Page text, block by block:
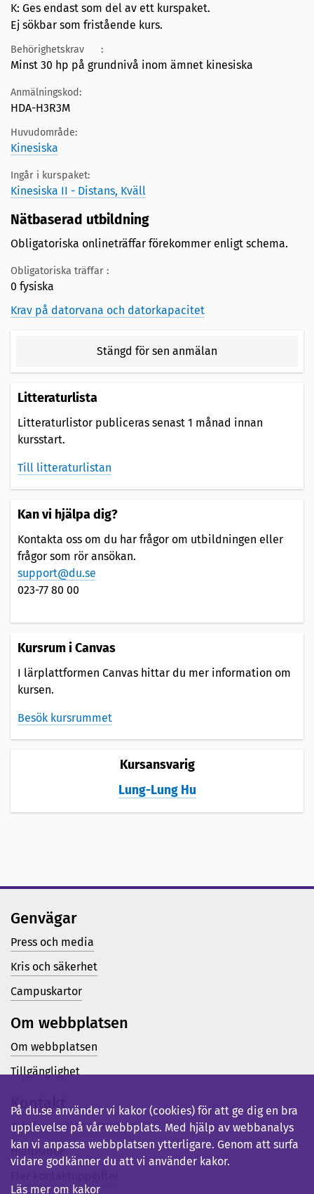
K: Ges endast som del av ett kurspaket.
Ej sökbar som fristående kurs.
Behörighetskrav :
Minst 30 hp på grundnivå inom ämnet kinesiska
Anmälningskod:
HDA-H3R3M
Huvudområde:
Kinesiska
Ingår i kurspaket:
Kinesiska II - Distans, Kväll
Nätbaserad utbildning
Obligatoriska onlineträffar förekommer enligt schema.
Obligatoriska träffar :
0 fysiska
Krav på datorvana och datorkapacitet
Stängd för sen anmälan
Litteraturlista
Litteraturlistor publiceras senast 1 månad innan
kursstart.
Till litteraturlistan
Kan vi hjälpa dig?
Kontakta oss om du har frågor om utbildningen eller
frågor som rör ansökan.
support@du.se
023-77 80 00
Kursrum i Canvas
I lärplattformen Canvas hittar du mer information om
kursen.
Besök kursrummet
Kursansvarig
Lung-Lung Hu
Genvägar
Press och media
Kris och säkerhet
Campuskartor
Om webbplatsen
Om webbplatsen
Tillgänglighet
Kontakt
Telefon (vx): 023-77 80 00
Hjälpsidor
På du.se använder vi kakor (cookies) för att ge dig en bra
upplevelse på vår webbplats. Med hjälp av webbanalys
kan vi anpassa webbplatsen ytterligare. Genom att surfa
vidare godkänner du att vi använder kakor.
Läs mer om kakor